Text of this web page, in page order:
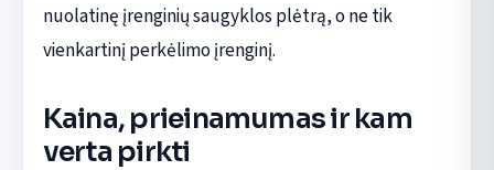
nuolatinę įrenginių saugyklos plėtrą, o ne tik
vienkartinį perkėlimo įrenginį.
Kaina, prieinamumas ir kam
verta pirkti